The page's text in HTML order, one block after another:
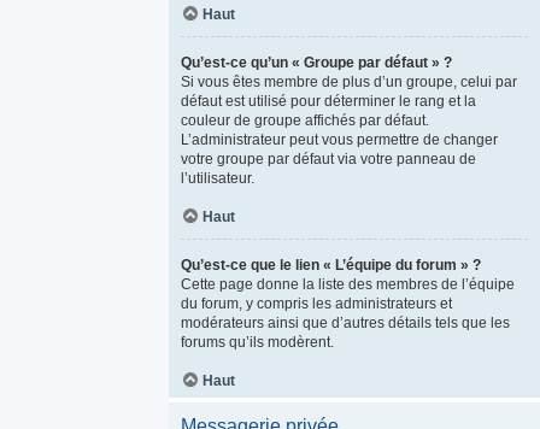
Haut
Qu’est-ce qu’un « Groupe par défaut » ?
Si vous êtes membre de plus d’un groupe, celui par
défaut est utilisé pour déterminer le rang et la
couleur de groupe affichés par défaut.
L’administrateur peut vous permettre de changer
votre groupe par défaut via votre panneau de
l’utilisateur.
Haut
Qu’est-ce que le lien « L’équipe du forum » ?
Cette page donne la liste des membres de l’équipe
du forum, y compris les administrateurs et
modérateurs ainsi que d’autres détails tels que les
forums qu’ils modèrent.
Haut